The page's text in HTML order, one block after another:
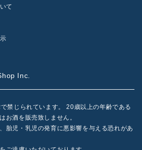
て
Inc.
禁じられています。 20歳以上の年齢である
お酒を販売致しません。
胎児・乳児の発育に悪影響を与える恐れがあ
わっ 甘くて美味しいひとくち
から甘さに驚き、キレの良さと
韻に脱帽